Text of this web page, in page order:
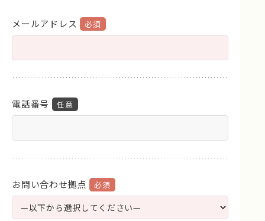
メールアドレス
電話番号
お問い合わせ拠点